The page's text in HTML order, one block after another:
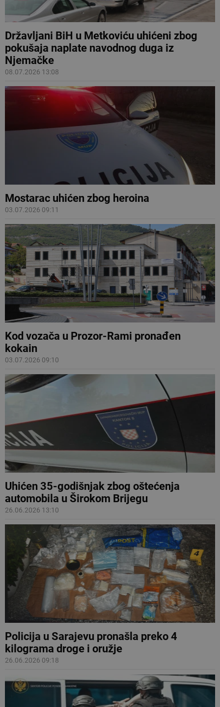
Državljani BiH u Metkoviću uhićeni zbog
pokušaja naplate navodnog duga iz
Njemačke
08.07.2026 13:08
Mostarac uhićen zbog heroina
03.07.2026 09:11
Kod vozača u Prozor-Rami pronađen
kokain
03.07.2026 09:10
Uhićen 35-godišnjak zbog oštećenja
automobila u Širokom Brijegu
26.06.2026 13:10
Policija u Sarajevu pronašla preko 4
kilograma droge i oružje
26.06.2026 09:18